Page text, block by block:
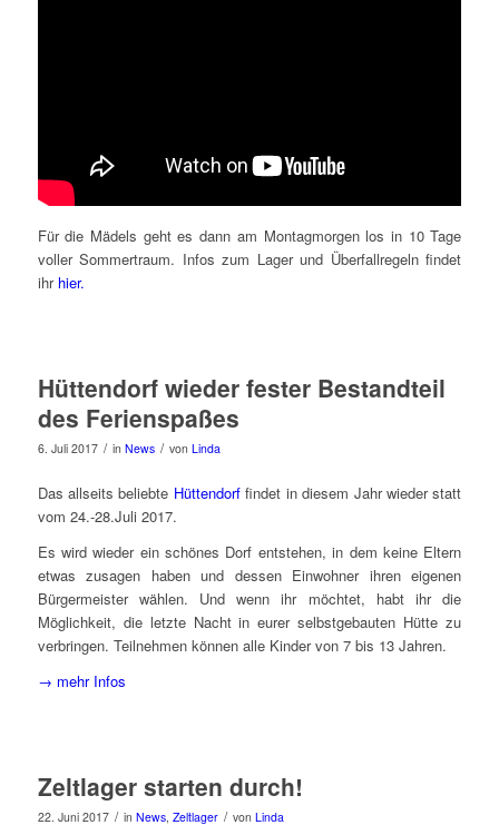
Für die Mädels geht es dann am Montagmorgen los in 10 Tage
voller Sommertraum. Infos zum Lager und Überfallregeln findet
ihr hier.
Hüttendorf wieder fester Bestandteil
des Ferienspaßes
6. Juli 2017 / in News / von Linda
Das allseits beliebte Hüttendorffindet in diesem Jahr wieder statt
vom 24.-28.Juli 2017.
Es wird wieder ein schönes Dorf entstehen, in dem keine Eltern
etwas zusagen haben und dessen Einwohner ihren eigenen
Bürgermeister wählen. Und wenn ihr möchtet, habt ihr die
Möglichkeit, die letzte Nacht in eurer selbstgebauten Hütte zu
verbringen. Teilnehmen können alle Kinder von 7 bis 13 Jahren.
→ mehr Infos
Zeltlager starten durch!
22. Juni 2017 / in News, Zeltlager / von Linda